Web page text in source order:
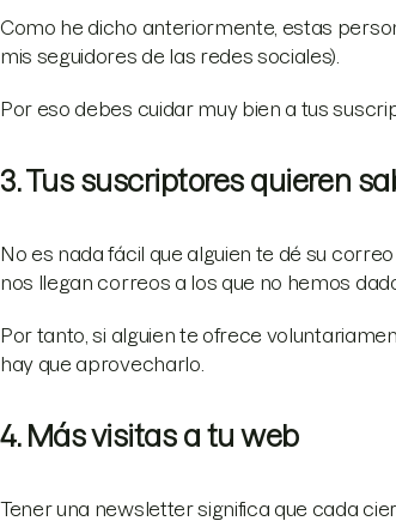
Como he dicho anteriormente, estas
mis seguidores de las redes sociales).
Por eso debes cuidar muy bien a tus
3. Tus suscriptores quieren
No es nada fácil que alguien te dé su
nos llegan correos a los que no hemos
Por tanto, si alguien te ofrece
hay que aprovecharlo.
4. Más visitas a tu web
Tener una newsletter significa que cada